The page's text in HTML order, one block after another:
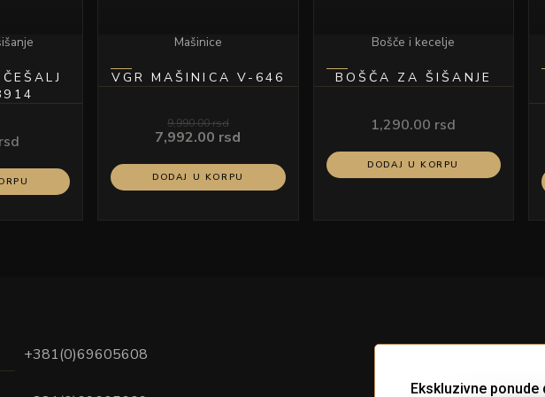
8914
Mašinice
VGR MAŠINICA V-646
9,990.00rsd
7,992.00 rsd
DODAJ U KORPU
Bošče i kecelje
BOŠČA ZA ŠIŠANJE
1,290.00 rsd
DODAJ U KORPU
+381(0)69605608